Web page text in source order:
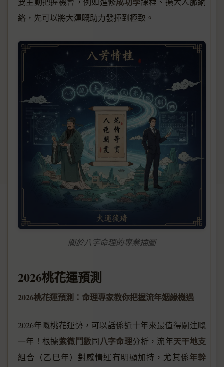
絡，先可以將大運嘅助力發揮到極致。
關於八字命理的專業插圖
2026桃花運預測
2026桃花運預測：命理專家教你把握流年姻緣機遇
2026年嘅桃花運勢，可以話係近十年來最值得關注嘅
一年！根據紫微鬥數同八字命理分析，流年天干地支
組合（乙巳年）對感情運有明顯加持，尤其係年幹